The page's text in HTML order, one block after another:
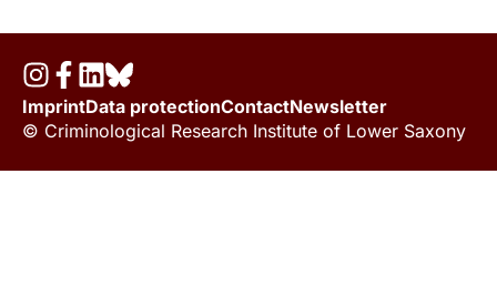
ImprintData protectionContactNewsletter
© Criminological Research Institute of Lower Saxony